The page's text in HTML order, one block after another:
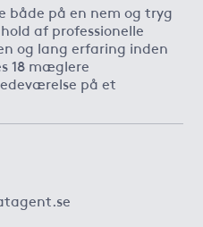
både på en nem og tryg
af professionelle
og lang erfaring inden
18 mæglere
på et